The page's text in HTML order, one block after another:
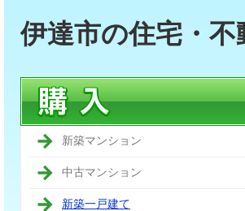
伊達市の住宅・不
新築マンション
中古マンション
新築一戸建て